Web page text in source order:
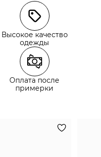
СДЭК
Высокое качество
одежды
Оплата после
примерки